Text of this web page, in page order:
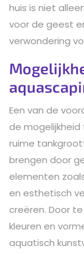
huis is niet
voor de geest
verwondering
Een van de
de
ruime
brengen door
elementen
en esthetisch
creëren. Door
kleuren en
aquatisch